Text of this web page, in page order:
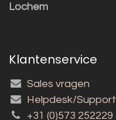
Lochem
Klantenservice
Sales vragen
Helpdesk/Support
+31 (0)573 252229